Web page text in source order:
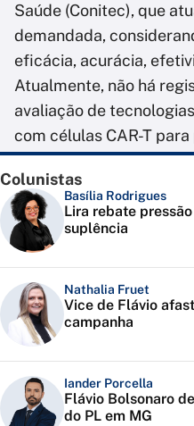
Saúde (Conitec), que
demandada,
eficácia, acurácia,
Atualmente, não há
avaliação de
com células CAR-T
Colunistas
Basília Rodrigues
Lira rebate
suplência
Nathalia Fruet
Vice de Flávio
campanha
Iander Porcella
Flávio Bolsonaro
do PL em MG